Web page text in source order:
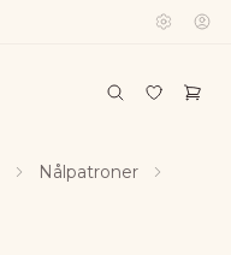
Nålpatroner